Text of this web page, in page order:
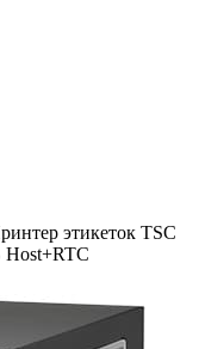
этикеток TSC